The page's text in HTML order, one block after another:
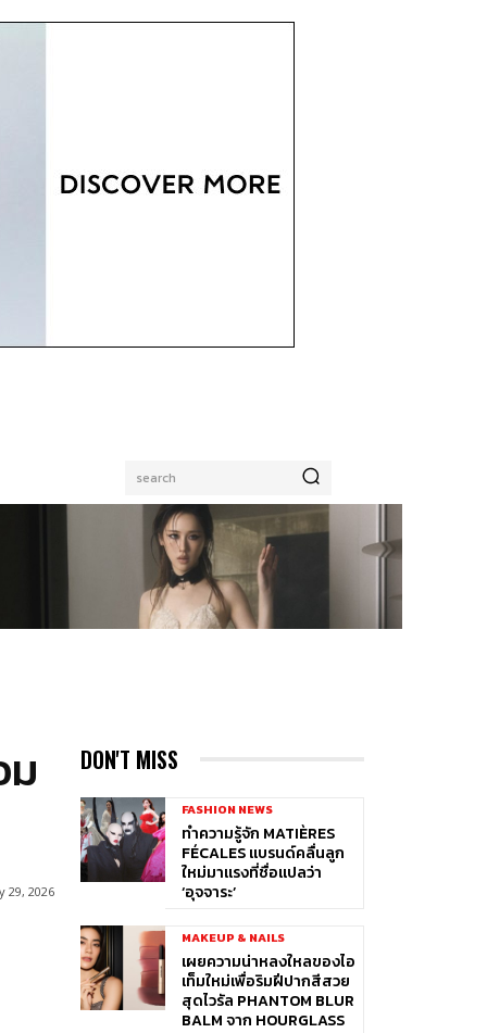
search
29, 2026
DON'T MISS
FASHION NEWS
ทำความรู้จัก MATIÈRES
FÉCALES แบรนด์คลื่นลูก
ใหม่มาแรงที่ชื่อแปลว่า
‘อุจจาระ’
MAKEUP & NAILS
เผยความน่าหลงใหลของไอ
เท็มใหม่เพื่อริมฝีปากสีสวย
สุดไวรัล PHANTOM BLUR
BALM จาก HOURGLASS